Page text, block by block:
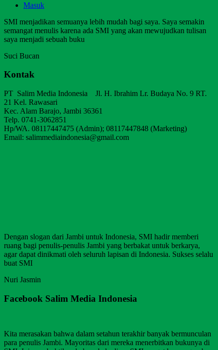
Masuk
SMI menjadikan semuanya lebih mudah bagi saya. Saya semakin
semangat menulis karena ada SMI yang akan mewujudkan tulisan
saya menjadi sebuah buku
Suci Bucan
Kontak
PT Salim Media Indonesia Jl. H. Ibrahim Lr. Budaya No. 9 RT.
21 Kel. Rawasari
Kec. Alam Barajo, Jambi 36361
Telp. 0741-3062851
Hp/WA. 08117447475 (Admin); 08117447848 (Marketing)
Email: salimmediaindonesia@gmail.com
Dengan slogan dari Jambi untuk Indonesia, SMI hadir memberi
ruang bagi penulis-penulis Jambi yang berbakat untuk berkarya,
agar dapat dinikmati oleh seluruh lapisan di Indonesia. Sukses selalu
buat SMI
Nuri Jasmin
Facebook Salim Media Indonesia
Kita merasakan bahwa dalam setahun terakhir banyak bermunculan
para penulis Jambi. Mayoritas dari mereka menerbitkan bukunya di